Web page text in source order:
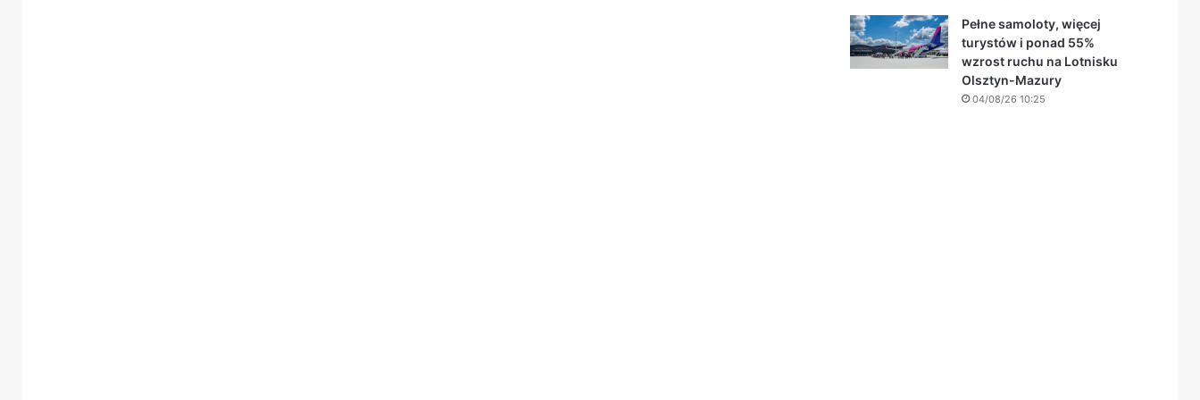
Pełne samoloty, więcej
turystów i ponad 55%
wzrost ruchu na Lotnisku
Olsztyn-Mazury
04/08/26 10:25